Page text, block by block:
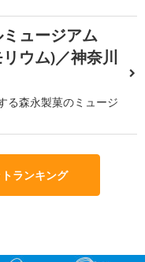
ュージアム
ウム)／神奈川
る森永製菓のミュージ
ランキング